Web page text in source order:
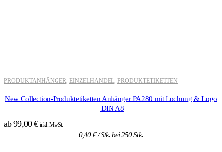
PRODUKTANHÄNGER EINZELHANDEL PRODUKTETIKETTEN
New Collection-Produktetiketten Anhänger PA280 mit Lochung & Logo
| DIN A8
ab99,00€ inkl. MwSt.
0,40€/ Stk. bei 250 Stk.